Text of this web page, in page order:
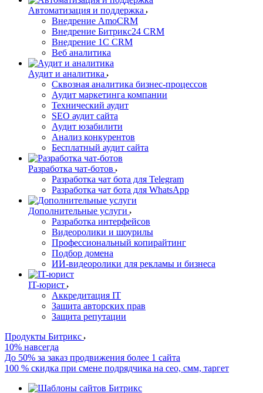
Автоматизация и поддержка
Внедрение AmoCRM
Внедрение Битрикс24 CRM
Внедрение 1C CRM
Веб аналитика
Аудит и аналитика
Сквозная аналитика бизнес-процессов
Аудит маркетинга компании
Технический аудит
SEO аудит сайта
Аудит юзабилити
Анализ конкурентов
Бесплатный аудит сайта
Разработка чат-ботов
Разработка чат бота для Telegram
Разработка чат бота для WhatsApp
Дополнительные услуги
Разработка интерфейсов
Видеоролики и шоурилы
Профессиональный копирайтинг
Подбор домена
ИИ-видеоролики для рекламы и бизнеса
IT-юрист
Аккредитация IT
Защита авторских прав
Защита репутации
Продукты Битрикс
10% навсегда
До 50% за заказ продвижения более 1 сайта
100 % скидка при смене подрядчика на сео, смм, таргет